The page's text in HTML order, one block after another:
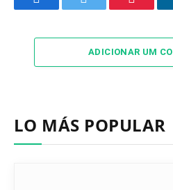
FacebookTwitter
ADICIONAR UM
LO MÁS POPULAR